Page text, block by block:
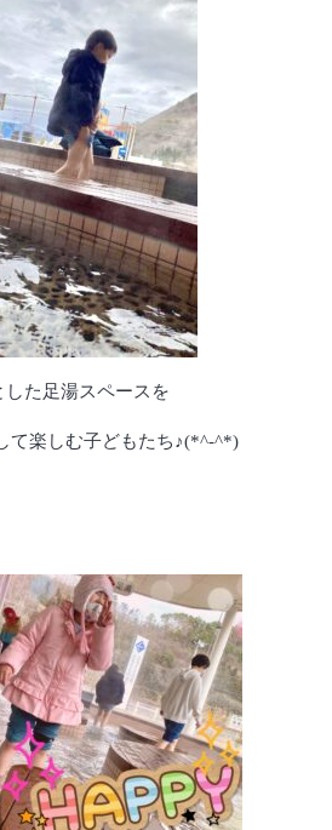
した足湯スペースを
て楽しむ子どもたち♪(*^-^*)